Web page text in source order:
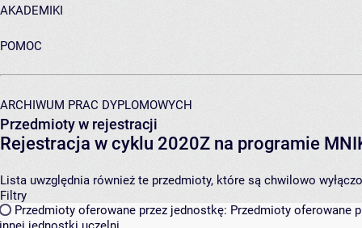
AKADEMIKI
POMOC
ARCHIWUM PRAC DYPLOMOWYCH
Przedmioty w rejestracji
Rejestracja w cyklu 2020Z na programie
Lista uwzględnia również te przedmioty, które są chwilowo
Filtry
Przedmioty oferowane przez jednostkę: Przedmioty oferowane